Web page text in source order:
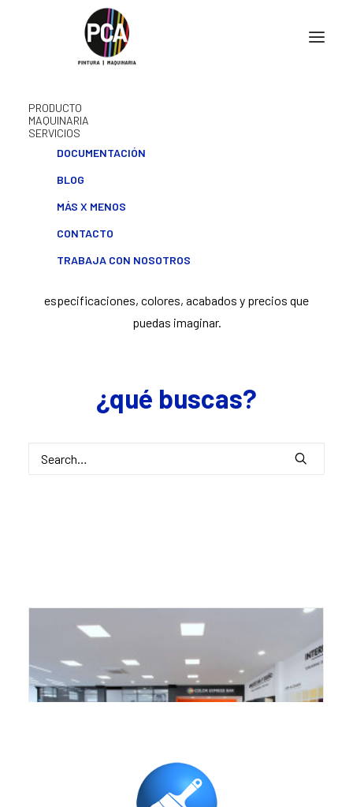
PRODUCTO
MAQUINARIA
SERVICIOS
DOCUMENTACIÓN
BLOG
MÁS X MENOS
CONTACTO
TRABAJA CON NOSOTROS
Profesional Cash distribuye los mejores productos del
mercado en
decoración, industrial, carrocería, náutica, etc.
Disponemos del catálogo de pinturas profesionales y
soluciones técnicas más amplio del mercado, con la
especificaciones, colores, acabados y precios que
puedas imaginar.
¿qué buscas?